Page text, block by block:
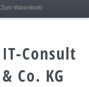
Warenkorb
Consult
Co. KG